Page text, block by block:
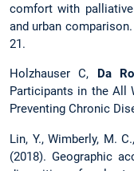
comfort with
and urban
21.
Holzhauser C, Da
Participants in the All
Preventing Chronic
Lin, Y., Wimberly, M. C.,
(2018). Geographic